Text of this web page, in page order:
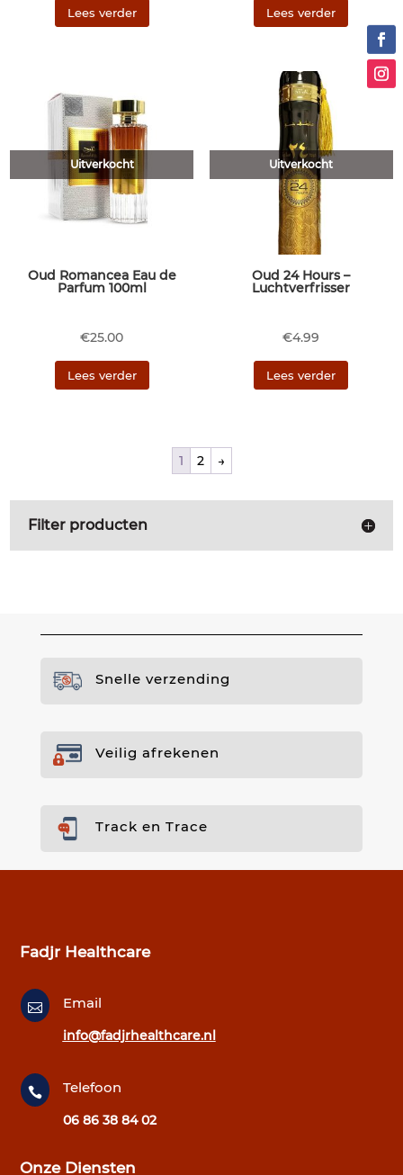
Lees verder Lees verder
Uitverkocht
Oud Romancea Eau de
Parfum 100ml
€25.00
Lees verder
Uitverkocht
Oud 24 Hours –
Luchtverfrisser
€4.99
Lees verder
1 2 →
Filter producten
Snelle verzending
Veilig afrekenen
Track en Trace
Fadjr Healthcare
 Email
info@fadjrhealthcare.nl
 Telefoon
06 86 38 84 02
Onze Diensten